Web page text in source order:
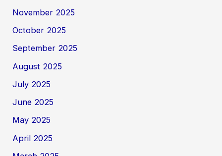
November 2025
October 2025
September 2025
August 2025
July 2025
June 2025
May 2025
April 2025